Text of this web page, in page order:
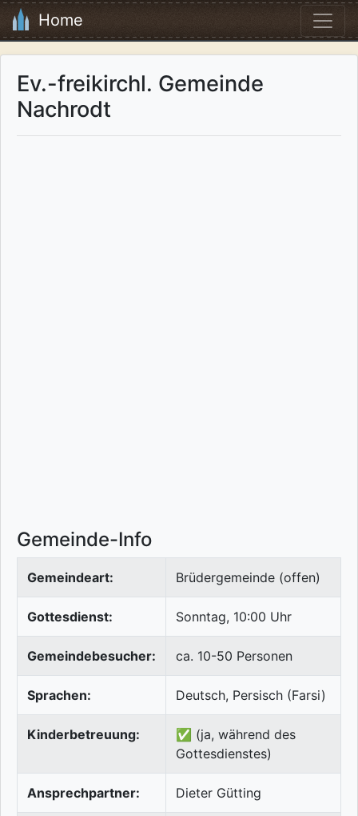
Home
Ev.-freikirchl. Gemeinde
Nachrodt
Gemeinde-Info
Gemeindeart: Brüdergemeinde (offen)
Gottesdienst: Sonntag, 10:00 Uhr
Gemeindebesucher: ca. 10-50 Personen
Sprachen: Deutsch, Persisch (Farsi)
Kinderbetreuung:
✅ (ja, während des
Gottesdienstes)
Ansprechpartner: Dieter Gütting